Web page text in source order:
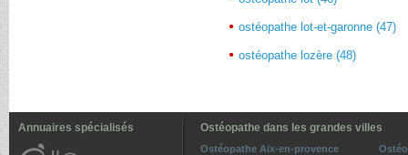
ostéopathe lot-et-garonne (47)
ostéopathe lozère (48)
Annuaires spécialisés Ostéopathe dans les grandes villes
Ostéopathe Aix-en-provence